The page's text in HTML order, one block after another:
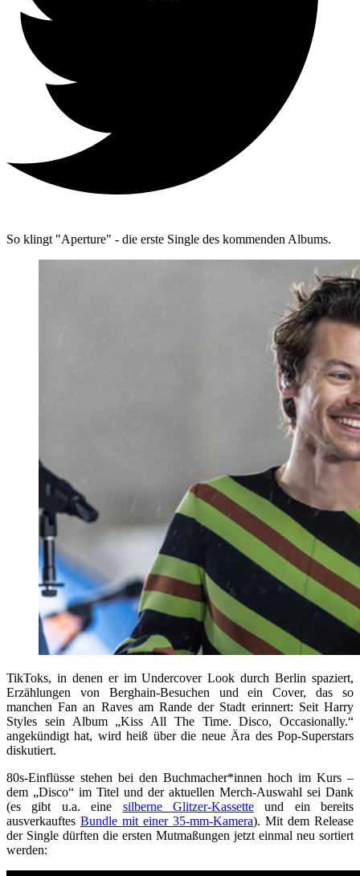
So klingt "Aperture" - die erste Single des kommenden Albums.
TikToks, in denen er im Undercover Look durch Berlin spaziert,
Erzählungen von Berghain-Besuchen und ein Cover, das so
manchen Fan an Raves am Rande der Stadt erinnert: Seit Harry
Styles sein Album „Kiss All The Time. Disco, Occasionally.“
angekündigt hat, wird heiß über die neue Ära des Pop-Superstars
diskutiert.
80s-Einflüsse stehen bei den Buchmacher*innen hoch im Kurs –
dem „Disco“ im Titel und der aktuellen Merch-Auswahl sei Dank
(es gibt u.a. eine silberne Glitzer-Kassetteund ein bereits
ausverkauftes Bundle mit einer 35-mm-Kamera). Mit dem Release
der Single dürften die ersten Mutmaßungen jetzt einmal neu sortiert
werden: